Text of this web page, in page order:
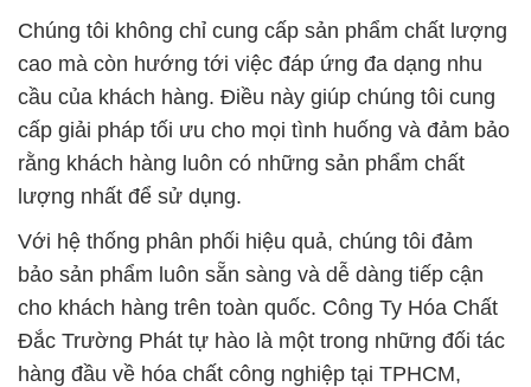
Chúng tôi không chỉ cung cấp sản phẩm chất lượng
cao mà còn hướng tới việc đáp ứng đa dạng nhu
cầu của khách hàng. Điều này giúp chúng tôi cung
cấp giải pháp tối ưu cho mọi tình huống và đảm bảo
rằng khách hàng luôn có những sản phẩm chất
lượng nhất để sử dụng.
Với hệ thống phân phối hiệu quả, chúng tôi đảm
bảo sản phẩm luôn sẵn sàng và dễ dàng tiếp cận
cho khách hàng trên toàn quốc. Công Ty Hóa Chất
Đắc Trường Phát tự hào là một trong những đối tác
hàng đầu về hóa chất công nghiệp tại TPHCM,